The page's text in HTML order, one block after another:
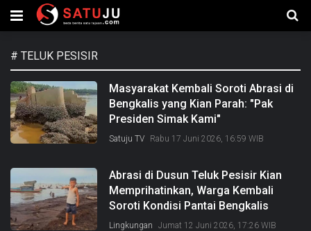
# TELUK PESISIR
Masyarakat Kembali Soroti Abrasi di
Bengkalis yang Kian Parah: "Pak
Presiden Simak Kami"
Satuju TV Rabu 17 Juni 2026, 16:59 WIB
Abrasi di Dusun Teluk Pesisir Kian
Memprihatinkan, Warga Kembali
Soroti Kondisi Pantai Bengkalis
Lingkungan Jumat 12 Juni 2026, 17:26 WIB